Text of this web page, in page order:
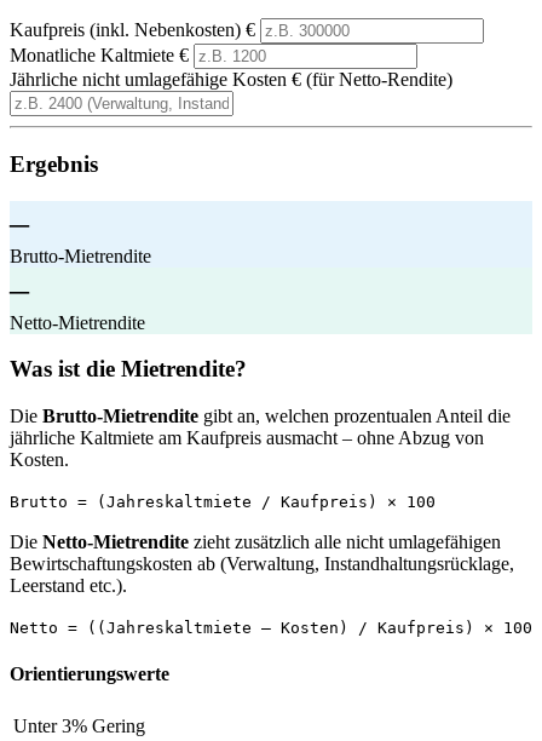
Kaufpreis (inkl. Nebenkosten) €
Monatliche Kaltmiete €
Jährliche nicht umlagefähige Kosten € (für Netto-Rendite)
Ergebnis
–
Brutto-Mietrendite
–
Netto-Mietrendite
Was ist die Mietrendite?
Die Brutto-Mietrendite gibt an, welchen prozentualen Anteil die
jährliche Kaltmiete am Kaufpreis ausmacht – ohne Abzug von
Kosten.
Brutto = (Jahreskaltmiete / Kaufpreis) × 100
Die Netto-Mietrendite zieht zusätzlich alle nicht umlagefähigen
Bewirtschaftungskosten ab (Verwaltung, Instandhaltungsrücklage,
Leerstand etc.).
Netto = ((Jahreskaltmiete – Kosten) / Kaufpreis) × 100
Orientierungswerte
Unter 3% Gering